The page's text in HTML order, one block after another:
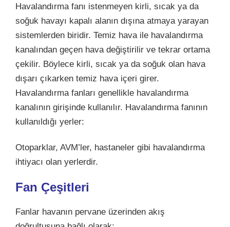
Havalandırma fanı istenmeyen kirli, sıcak ya da
soğuk havayı kapalı alanın dışına atmaya yarayan
sistemlerden biridir. Temiz hava ile havalandırma
kanalından geçen hava değiştirilir ve tekrar ortama
çekilir. Böylece kirli, sıcak ya da soğuk olan hava
dışarı çıkarken temiz hava içeri girer.
Havalandırma fanları genellikle havalandırma
kanalının girişinde kullanılır. Havalandırma fanının
kullanıldığı yerler:
Otoparklar, AVM’ler, hastaneler gibi havalandırma
ihtiyacı olan yerlerdir.
Fan Çeşitleri
Fanlar havanın pervane üzerinden akış